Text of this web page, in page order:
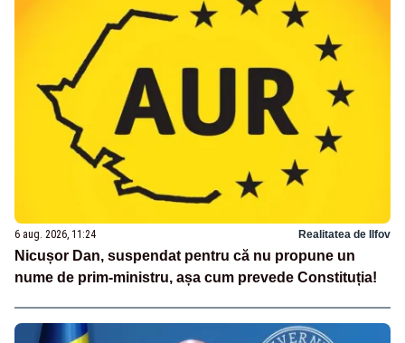
6 aug. 2026, 11:24 Realitatea de Ilfov
Nicușor Dan, suspendat pentru că nu propune un
nume de prim-ministru, așa cum prevede Constituția!